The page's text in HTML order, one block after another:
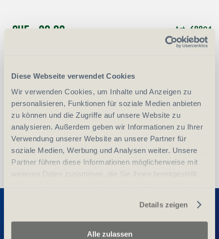
Diese Webseite verwendet Cookies
Wir verwenden Cookies, um Inhalte und Anzeigen zu
personalisieren, Funktionen für soziale Medien anbieten
zu können und die Zugriffe auf unsere Website zu
analysieren. Außerdem geben wir Informationen zu Ihrer
Verwendung unserer Website an unsere Partner für
soziale Medien, Werbung und Analysen weiter. Unsere
Partner führen diese Informationen möglicherweise mit
weiteren Daten zusammen, die Sie ihnen bereitgestellt
Details zeigen
Alle zulassen
CHF 29.00 Art. 68894
vergleichen In den Warenkorb
Entdecken Sie weitere Produkte